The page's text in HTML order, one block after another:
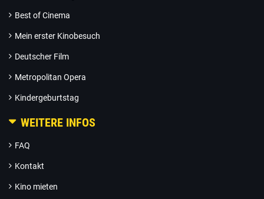
Best of Cinema
Mein erster Kinobesuch
Deutscher Film
Metropolitan Opera
Kindergeburtstag
WEITERE INFOS
FAQ
Kontakt
Kino mieten